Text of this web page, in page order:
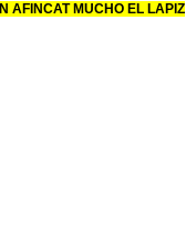
AFINCAT MUCHO EL LAPIZ